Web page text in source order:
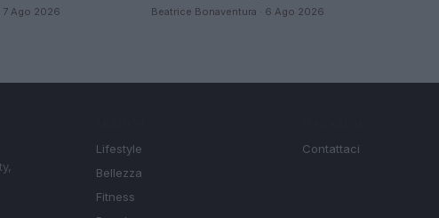
7 Ago 2026 Beatrice Bonaventura · 6 Ago 2026
Lifestyle
Bellezza
Fitness
Contattaci